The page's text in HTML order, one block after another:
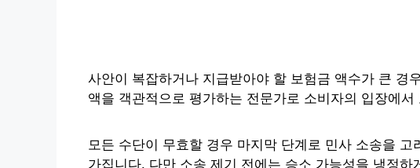
사안이 복잡하거나 지급받아야 할 보험금 액수가 큰 경
액을 객관적으로 평가하는 전문가로 소비자의 입장에
모든 수단이 무효할 경우 마지막 단계로 민사 소송을
가집니다. 다만 소송 제기 전에는 승소 가능성을 냉정